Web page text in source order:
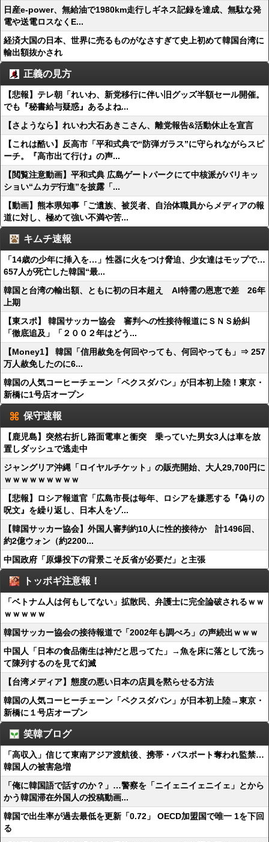
日産e-power、無給油で1980km走行しギネス記録を達成、無駄な発
電や送電ロスなくE...
経済大国の日本、世界に売るものがなさすぎて史上初めて韓国台湾に
輸出額抜かされ
正義の見方
【悲報】テレ朝「れいわ、新党移行に伴い旧グッズ半額セール開催。
でも『秘書給与疑惑』あるよね...
【さようなら】れいわ大石あきこさん、離党報告&活動休止を宣言
【これは酷い】反高市「平和式典で“防弾ガラス”に守られながらスピ
ーチ。『高市出て行け』の声...
【閲覧注意動画】平和式典 広島ゲートパークにて中核派がバリキッ
ショい“ムカデ行進”を披露「...
【動画】熊本県知事「ご遺族、被災者、自治体職員からメディアの報
道に対し、極めて強い不満や苦...
キムチ速報
「14歳の少年に挿入を…」性器に火をつけ脅迫、少女達はモップで…
657人が死亡した韓国“最...
韓国と台湾の輸出額、ともに初の日本超え AI特需の恩恵で差 26年
上期
【東スポ】 韓国サッカー協会 審判への性接待報道にＳＮＳ紛糾
「徹底追及」「２００２年はどう...
【Money1】 韓国「信用赦免を何回やっても、何回やっても」⇒ 257
万人赦免したのに6...
韓国の人気コーヒーチェーン「ペクスダバン」が日本初上陸！東京・
新橋に1号店オープン
保守速報
【鹿児島】突然右折し路面電車と衝突 乗っていた男女3人は車を放
置しダッシュで逃走中
ジャングリア沖縄「ロイヤルチケット」の販売開始、大人29,700円に
ｗｗｗｗｗｗｗｗｗ
【悲報】ロシア報道官「広島市長は毎年、ロシアを嫌悪する『偽りの
呪文』を繰り返し、日本人をゾ...
【韓国サッカー協会】外国人審判約10人に性的接待か 計1496回、
約2億ウォン（約2200...
中国政府「原爆投下の背景こそ反省が必要だ」と主張
トッポギ注意報！
「ベトナム人は何もしてない」拡散民、弁護士に完全論破されるｗｗ
ｗｗｗｗｗ
韓国サッカー協会の接待報道で「2002年も調べろ」の声続出ｗｗｗ
中国人「日本の食品衛生は神だと思ってた」→魚を床に落として洗っ
て陳列するのを見て幻滅
【台湾メディア】態度の悪い日本の店員を黙らせる方法
韓国の人気コーヒーチェーン「ペクスダバン」が日本初上陸→東京・
新橋に１号店オープン
笑韓ブログ
「高収入」信じて東南アジア渡航後、携帯・パスポート奪われ監禁…
韓国人の被害急増
「俺に韓国語で話すのか？」…警察を「ニイェニイェニイェ」とから
かう韓国滞在外国人の投稿動画...
韓国で出生率が過去最低を更新「0.72」 OECD加盟国で唯一 1を下回
る